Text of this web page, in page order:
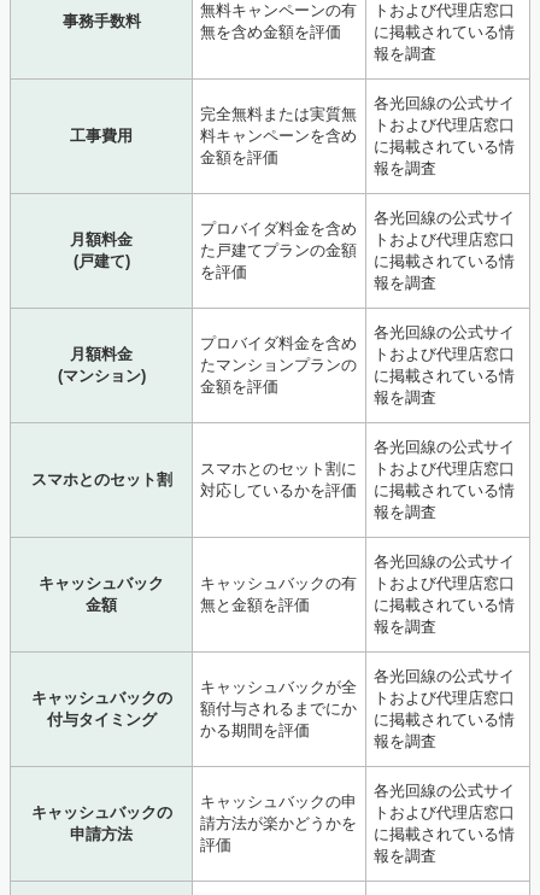
事務手数料
無料キャンペーンの有
無を含め金額を評価
トおよび代理店窓口
に掲載されている情
報を調査
工事費用
完全無料または実質無
料キャンペーンを含め
金額を評価
各光回線の公式サイ
トおよび代理店窓口
に掲載されている情
報を調査
月額料金
(戸建て)
プロバイダ料金を含め
た戸建てプランの金額
を評価
各光回線の公式サイ
トおよび代理店窓口
に掲載されている情
報を調査
月額料金
(マンション)
プロバイダ料金を含め
たマンションプランの
金額を評価
各光回線の公式サイ
トおよび代理店窓口
に掲載されている情
報を調査
スマホとのセット割
スマホとのセット割に
対応しているかを評価
各光回線の公式サイ
トおよび代理店窓口
に掲載されている情
報を調査
キャッシュバック
金額
キャッシュバックの有
無と金額を評価
各光回線の公式サイ
トおよび代理店窓口
に掲載されている情
報を調査
キャッシュバックの
付与タイミング
キャッシュバックが全
額付与されるまでにか
かる期間を評価
各光回線の公式サイ
トおよび代理店窓口
に掲載されている情
報を調査
キャッシュバックの
申請方法
キャッシュバックの申
請方法が楽かどうかを
評価
各光回線の公式サイ
トおよび代理店窓口
に掲載されている情
報を調査